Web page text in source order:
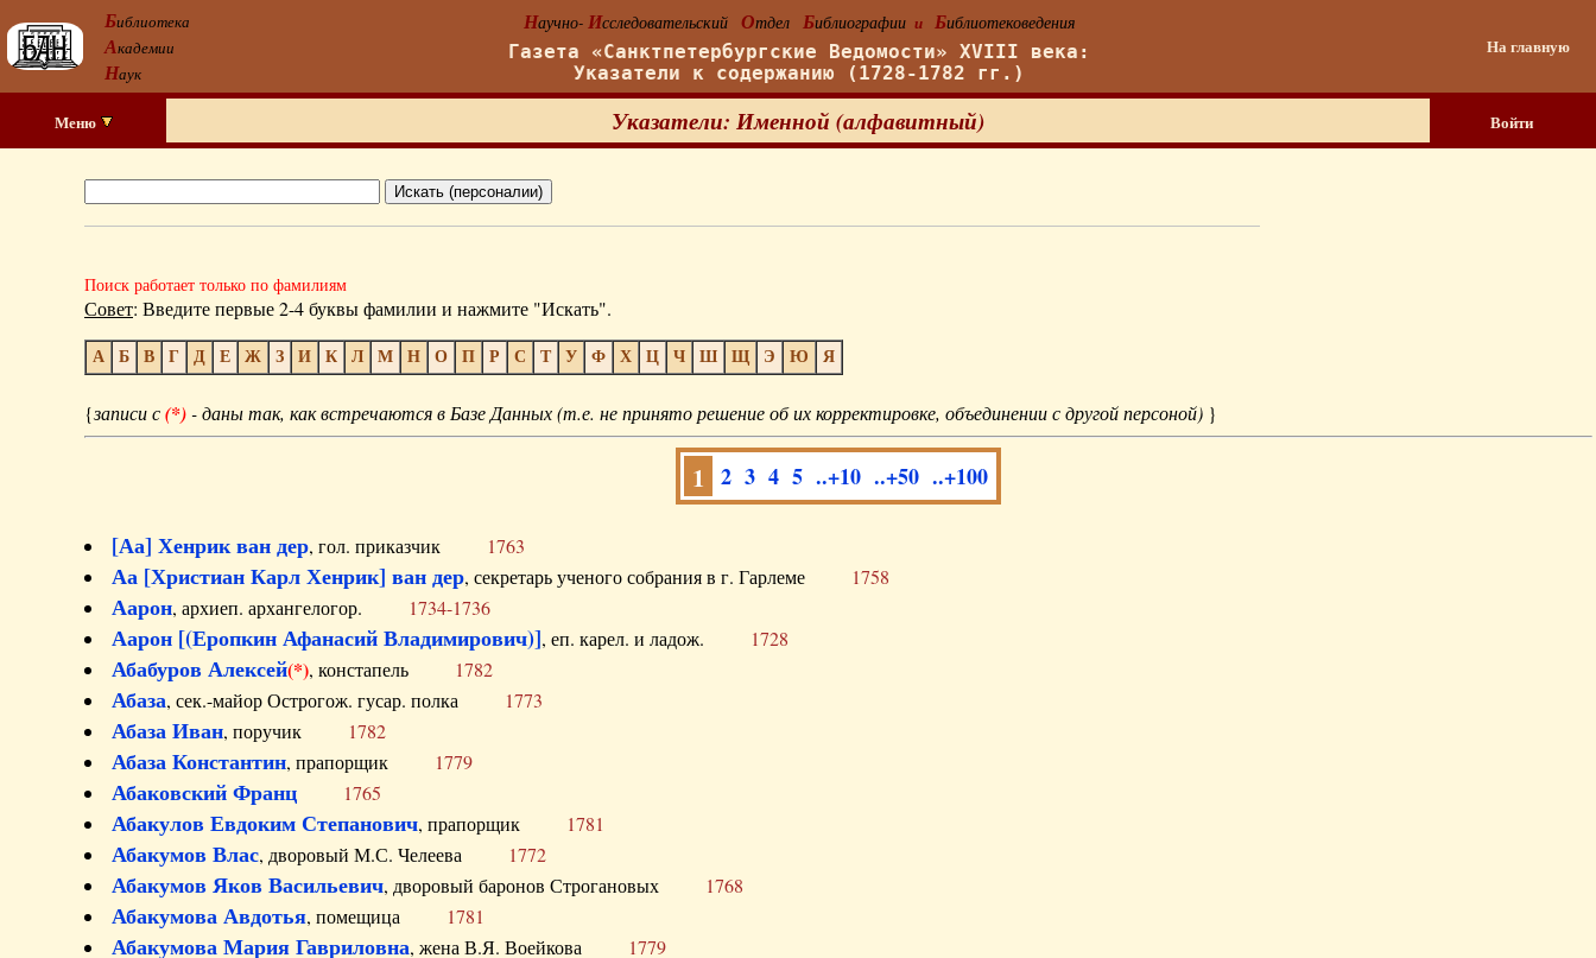
Библиотека
Академии
Наук
Научно- Исследовательский Отдел Библиографии и Библиотековедения
Газета «Санктпетербургские Ведомости» XVIII века:
Указатели к содержанию (1728-1782 гг.)
На главную
Меню Указатели: Именной (алфавитный) Войти
Поиск работает только по фамилиям
Совет: Введите первые 2-4 буквы фамилии и нажмите "Искать".
А Б В Г Д Е Ж З И К Л М Н О П Р С Т У Ф Х Ц Ч Ш Щ Э Ю Я
{записи с(*)- даны так, как встречаются в Базе Данных (т.е. не принято решение об их корректировке, объединении с другой персоной) }
1 2 3 4 5 ..+10 ..+50 ..+100
[Аа] Хенрик ван дер, гол. приказчик 1763
Аа [Христиан Карл Хенрик] ван дер, секретарь ученого собрания в г. Гарлеме 1758
Аарон, архиеп. архангелогор. 1734-1736
Аарон [(Еропкин Афанасий Владимирович)], еп. карел. и ладож. 1728
Абабуров Алексей(*), констапель 1782
Абаза, сек.-майор Острогож. гусар. полка 1773
Абаза Иван, поручик 1782
Абаза Константин, прапорщик 1779
Абаковский Франц 1765
Абакулов Евдоким Степанович, прапорщик 1781
Абакумов Влас, дворовый М.С. Челеева 1772
Абакумов Яков Васильевич, дворовый баронов Строгановых 1768
Абакумова Авдотья, помещица 1781
Абакумова Мария Гавриловна, жена В.Я. Воейкова 1779